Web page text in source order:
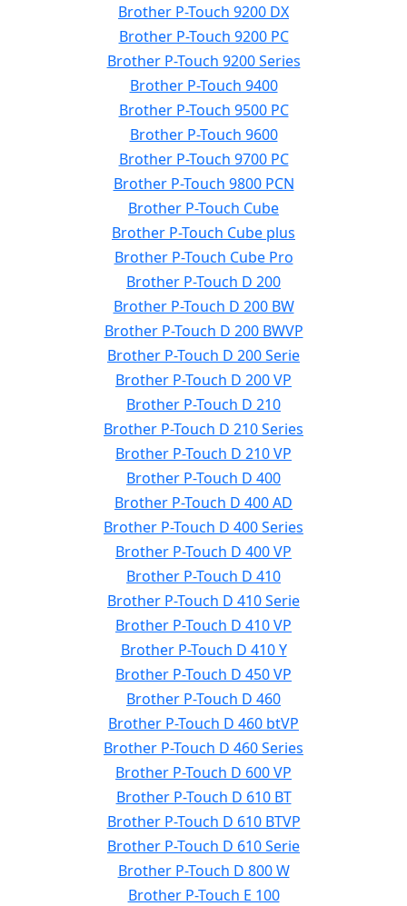
Brother P-Touch 9200 DX
Brother P-Touch 9200 PC
Brother P-Touch 9200 Series
Brother P-Touch 9400
Brother P-Touch 9500 PC
Brother P-Touch 9600
Brother P-Touch 9700 PC
Brother P-Touch 9800 PCN
Brother P-Touch Cube
Brother P-Touch Cube plus
Brother P-Touch Cube Pro
Brother P-Touch D 200
Brother P-Touch D 200 BW
Brother P-Touch D 200 BWVP
Brother P-Touch D 200 Serie
Brother P-Touch D 200 VP
Brother P-Touch D 210
Brother P-Touch D 210 Series
Brother P-Touch D 210 VP
Brother P-Touch D 400
Brother P-Touch D 400 AD
Brother P-Touch D 400 Series
Brother P-Touch D 400 VP
Brother P-Touch D 410
Brother P-Touch D 410 Serie
Brother P-Touch D 410 VP
Brother P-Touch D 410 Y
Brother P-Touch D 450 VP
Brother P-Touch D 460
Brother P-Touch D 460 btVP
Brother P-Touch D 460 Series
Brother P-Touch D 600 VP
Brother P-Touch D 610 BT
Brother P-Touch D 610 BTVP
Brother P-Touch D 610 Serie
Brother P-Touch D 800 W
Brother P-Touch E 100